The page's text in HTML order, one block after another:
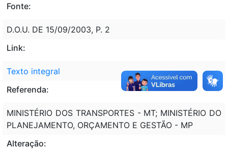
Fonte:
D.O.U. DE 15/09/2003, P. 2
Link:
Texto integral
Referenda:
MINISTÉRIO DOS TRANSPORTES - MT; MINISTÉRIO DO
PLANEJAMENTO, ORÇAMENTO E GESTÃO - MP
Alteração: